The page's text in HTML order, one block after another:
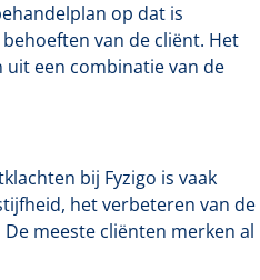
op dat is
van de cliënt. Het
een combinatie van de
bij Fyzigo is vaak
het verbeteren van de
meeste cliënten merken al